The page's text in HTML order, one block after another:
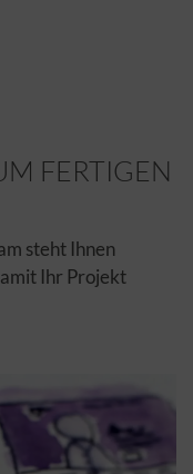
FERTIGEN
steht Ihnen
Ihr Projekt